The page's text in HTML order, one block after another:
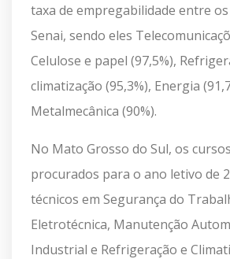
taxa de empregabilidade entre
Senai, sendo eles
Celulose e papel (97,5%),
climatização (95,3%), Energia
Metalmecânica (90%).
No Mato Grosso do Sul, os
procurados para o ano letivo de
técnicos em Segurança do
Eletrotécnica, Manutenção
Industrial e Refrigeração e